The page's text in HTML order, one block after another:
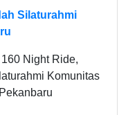
Silaturahmi
Night Ride,
Komunitas